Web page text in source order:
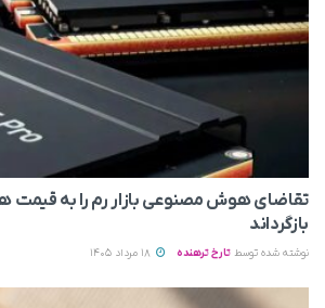
بازگرداند
نوشته شده توسط تارخ ترهنده